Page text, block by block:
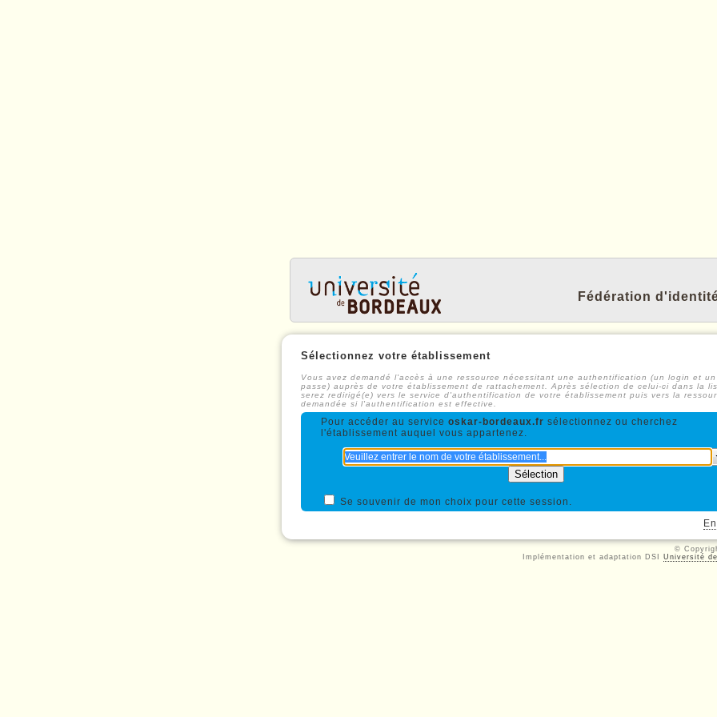
Fédération
Sélectionnez votre établissement
Vous avez demandé l'accès à une ressource nécessitant une authentification (un login et
passe) auprès de votre établissement de rattachement. Après sélection de celui-ci dans la
serez redirigé(e) vers le service d'authentification de votre établissement puis vers la
demandée si l'authentification est effective.
Pour accéder au service oskar-bordeaux.fr sélectionnez ou cherchez
l'établissement auquel vous appartenez.
Se souvenir de mon choix pour cette session.
©
Implémentation et adaptation DSI Université